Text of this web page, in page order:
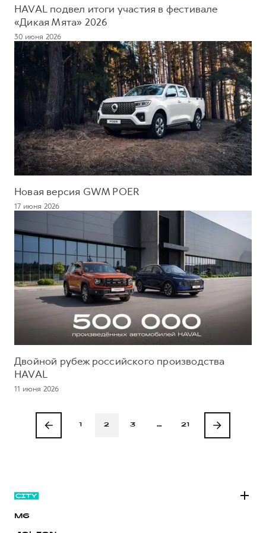
HAVAL подвел итоги участия в фестивале
«Дикая Мята» 2026
30 июня 2026
Новая версия GWM POER
17 июня 2026
Двойной рубеж российского производства
HAVAL
11 июня 2026
1 2 3 … 21
M6